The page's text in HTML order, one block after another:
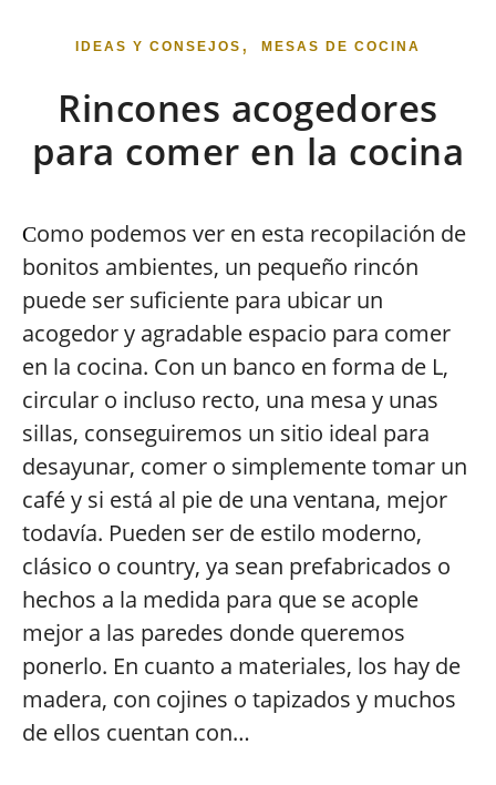
IDEAS Y CONSEJOS , MESAS DE COCINA
Rincones acogedores
para comer en la cocina
Como podemos ver en esta recopilación de
bonitos ambientes, un pequeño rincón
puede ser suficiente para ubicar un
acogedor y agradable espacio para comer
en la cocina. Con un banco en forma de L,
circular o incluso recto, una mesa y unas
sillas, conseguiremos un sitio ideal para
desayunar, comer o simplemente tomar un
café y si está al pie de una ventana, mejor
todavía. Pueden ser de estilo moderno,
clásico o country, ya sean prefabricados o
hechos a la medida para que se acople
mejor a las paredes donde queremos
ponerlo. En cuanto a materiales, los hay de
madera, con cojines o tapizados y muchos
de ellos cuentan con…